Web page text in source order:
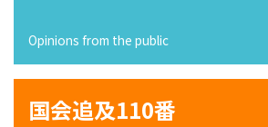
Opinions from the public
国会追及110番